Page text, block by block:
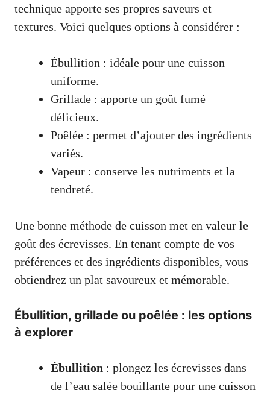
technique apporte ses propres saveurs et
textures. Voici quelques options à considérer :
Ébullition : idéale pour une cuisson
uniforme.
Grillade : apporte un goût fumé
délicieux.
Poêlée : permet d’ajouter des ingrédients
variés.
Vapeur : conserve les nutriments et la
tendreté.
Une bonne méthode de cuisson met en valeur le
goût des écrevisses. En tenant compte de vos
préférences et des ingrédients disponibles, vous
obtiendrez un plat savoureux et mémorable.
Ébullition, grillade ou poêlée : les options
à explorer
Ébullition : plongez les écrevisses dans
de l’eau salée bouillante pour une cuisson